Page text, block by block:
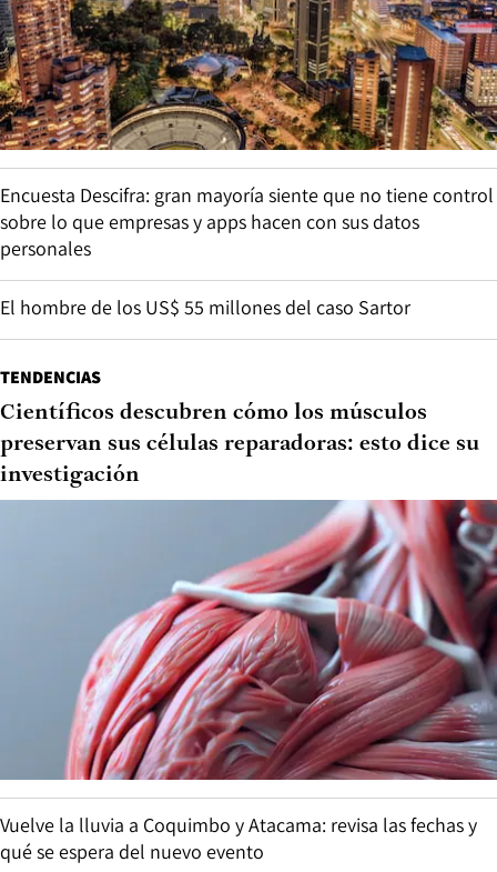
Encuesta Descifra: gran mayoría siente que no tiene control
sobre lo que empresas y apps hacen con sus datos
personales
El hombre de los US$ 55 millones del caso Sartor
TENDENCIAS
Científicos descubren cómo los músculos
preservan sus células reparadoras: esto dice su
investigación
Vuelve la lluvia a Coquimbo y Atacama: revisa las fechas y
qué se espera del nuevo evento